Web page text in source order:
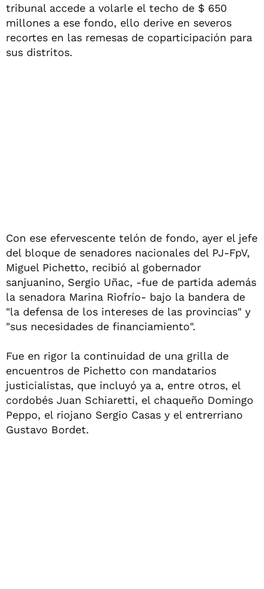
tribunal accede a volarle el techo de $ 650
millones a ese fondo, ello derive en severos
recortes en las remesas de coparticipación para
sus distritos.
Con ese efervescente telón de fondo, ayer el jefe
del bloque de senadores nacionales del PJ-FpV,
Miguel Pichetto, recibió al gobernador
sanjuanino, Sergio Uñac, -fue de partida además
la senadora Marina Riofrío- bajo la bandera de
"la defensa de los intereses de las provincias" y
"sus necesidades de financiamiento".
Fue en rigor la continuidad de una grilla de
encuentros de Pichetto con mandatarios
justicialistas, que incluyó ya a, entre otros, el
cordobés Juan Schiaretti, el chaqueño Domingo
Peppo, el riojano Sergio Casas y el entrerriano
Gustavo Bordet.